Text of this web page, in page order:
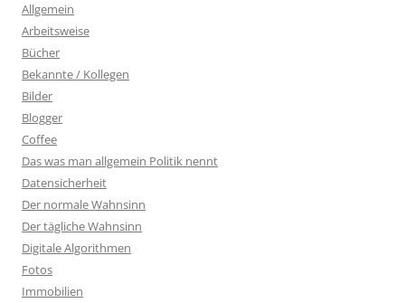
Allgemein
Arbeitsweise
Bücher
Bekannte / Kollegen
Bilder
Blogger
Coffee
Das was man allgemein Politik nennt
Datensicherheit
Der normale Wahnsinn
Der tägliche Wahnsinn
Digitale Algorithmen
Fotos
Immobilien